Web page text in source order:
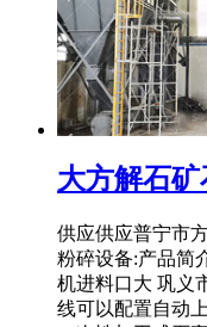
大方解石
供应供应普宁市
粉碎设备:产品简
机进料口大 巩义
线可以配置自动